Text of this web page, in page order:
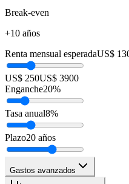
Break-even
+10 años
Renta mensual esperadaUS$
US$ 250US$ 3900
Enganche20%
Tasa anual8%
Plazo20 años
Gastos avanzados